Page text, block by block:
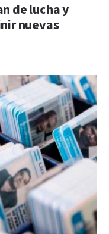
de lucha y
nuevas